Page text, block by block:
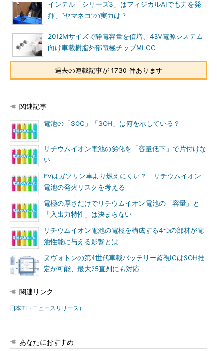
インテル「シリーズ3」はフィジカルAIでも力を発
揮、“ヤマネコ”の実力は？
2012Mサイズで静電容量を倍増、48V電源システム
向け車載樹脂外部電極チップMLCC
過去の連載記事が 1730 件あります
関連記事
電池の「SOC」「SOH」は何を示している？
リチウムイオン電池の劣化を「容量低下」で片付けな
い
EVはガソリン車より燃えにくい？ リチウムイオン
電池の発火リスクを考える
電極の厚さだけでリチウムイオン電池の「容量」と
「入出力特性」は決まらない
リチウムイオン電池の電極を構成する4つの部材が電
池性能に与える影響とは
ヌヴォトンの第4世代車載バッテリー監視ICはSOH推
定が可能、最大25直列にも対応
関連リンク
日本TI（ニュースリリース）
あなたにおすすめ